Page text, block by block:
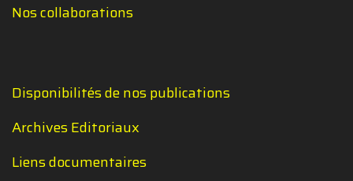
Nos collaborations
Disponibilités de nos publications
Archives Editoriaux
Liens documentaires